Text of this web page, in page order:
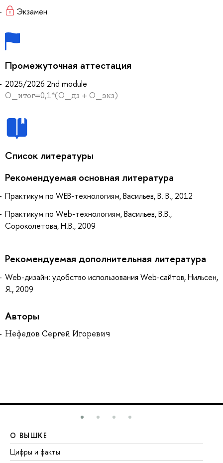
Экзамен
Промежуточная аттестация
2025/2026 2nd module
O_итог=0,1*(O_дз + O_экз)
Список литературы
Рекомендуемая основная литература
Практикум по WEB-технологиям, Васильев, В. В., 2012
Практикум по Web-технологиям, Васильев, В.В.,
Сороколетова, Н.В., 2009
Рекомендуемая дополнительная литература
Web-дизайн: удобство использования Web-сайтов, Нильсен,
Я., 2009
Авторы
Нефедов Сергей Игоревич
О ВЫШКЕ
Цифры и факты